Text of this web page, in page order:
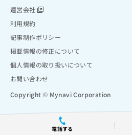
電話する
運営会社
利用規約
記事制作ポリシー
掲載情報の修正について
個人情報の取り扱いについて
お問い合わせ
Copyright © Mynavi Corporation